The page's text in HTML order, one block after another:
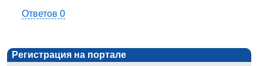
Ответов 0
Регистрация на портале